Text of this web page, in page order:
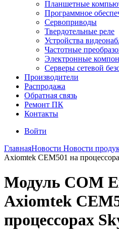
Планшетные
Программное
Сервоприводы
Твердотельные реле
Устройства
Частотные
Электронные
Серверы сетевой
Производители
Распродажа
Обратная связь
Ремонт ПК
Контакты
Войти
ГлавнаяНовости Новости
Axiomtek CEM501 на
Модуль COM
Axiomtek
процессорах